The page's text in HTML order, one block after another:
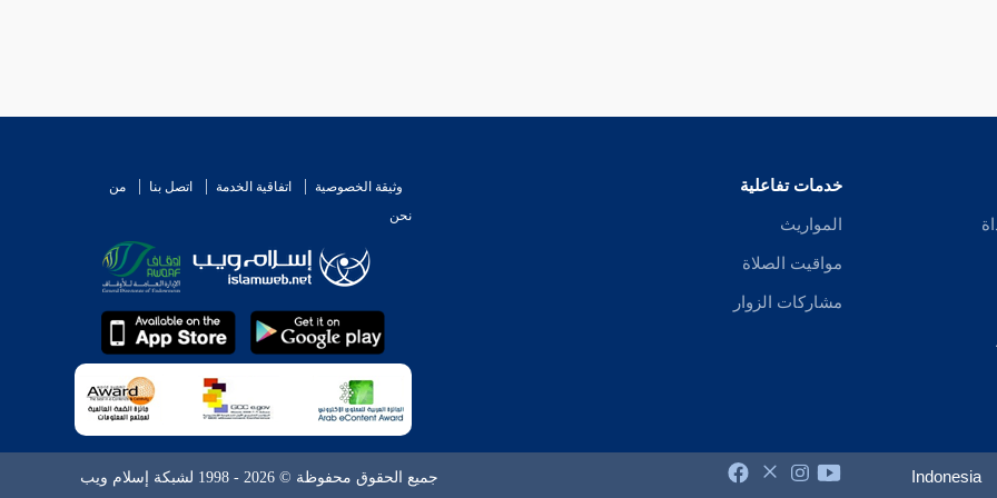
خدمات تفاعلية
المواريث
مواقيت الصلاة
مشاركات الزوار
وثيقة الخصوصية اتفاقية الخدمة اتصل بنا
من
نحن
Indonesia جميع الحقوق محفوظة © 2026 - 1998 لشبكة إسلام ويب